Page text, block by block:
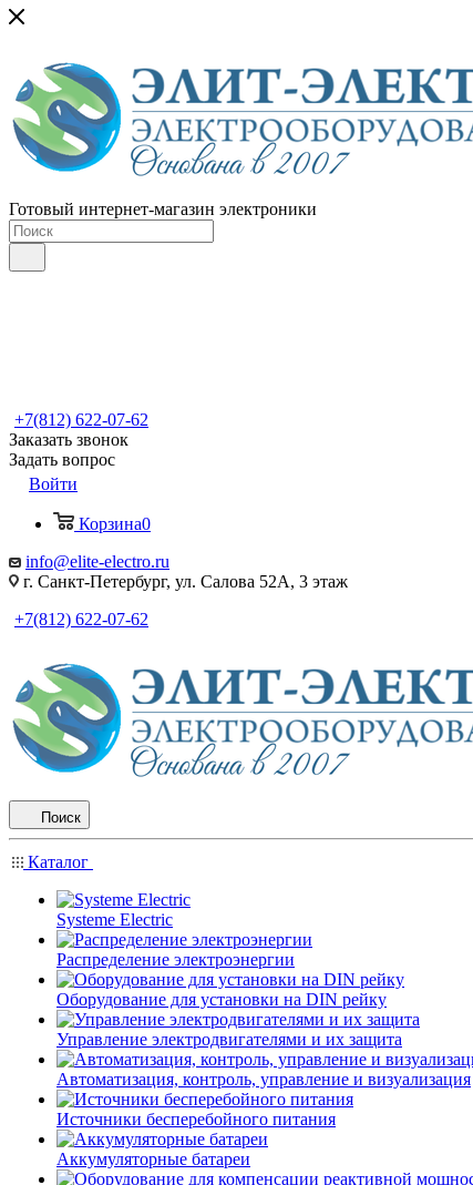
Готовый интернет-магазин электроники
+7(812) 622-07-62
Заказать звонок
Задать вопрос
Войти
Корзина0
info@elite-electro.ru
г. Санкт-Петербург, ул. Салова 52А, 3 этаж
+7(812) 622-07-62
Поиск
Каталог
Systeme Electric
Распределение электроэнергии
Оборудование для установки на DIN рейку
Управление электродвигателями и их защита
Автоматизация, контроль, управление и визуализация
Источники бесперебойного питания
Аккумуляторные батареи